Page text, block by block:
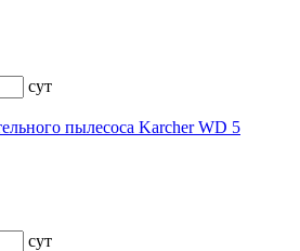
сут
пылесоса Karcher WD 5
сут